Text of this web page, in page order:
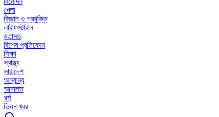
খেলা
বিজ্ঞান ও প্রযুক্তি
লাইফস্টাইল
মতামত
বিশেষ প্রতিবেদন
শিক্ষা
স্বাস্থ্য
সারাদেশ
অন্যান্য
আদালত
ধর্ম
ভিন্ন খবর